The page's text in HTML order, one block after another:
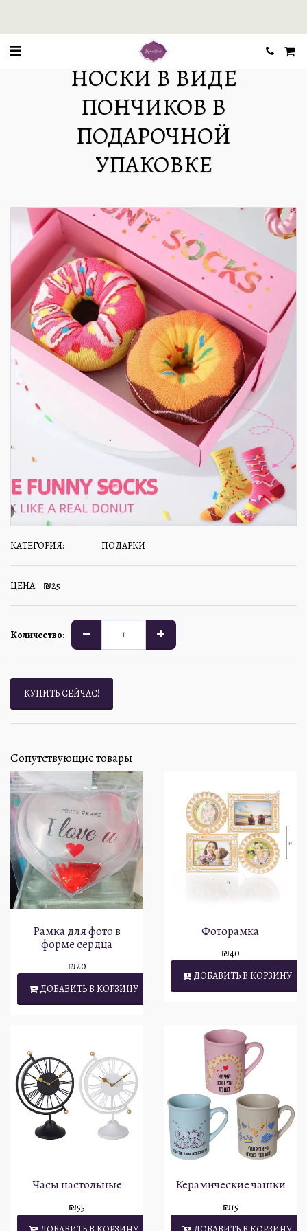
НОСКИ В ВИДЕ
ПОНЧИКОВ В
ПОДАРОЧНОЙ
УПАКОВКЕ
КАТЕГОРИЯ: ПОДАРКИ
ЦЕНА: ₪25
Количество:
КУПИТЬ СЕЙЧАС!
Сопутствующие товары
Рамка для фото в
форме сердца
₪20
ДОБАВИТЬ В КОРЗИНУ
Фоторамка
₪40
ДОБАВИТЬ В КОРЗИНУ
Часы настольные
₪55
Керамические чашки
₪15